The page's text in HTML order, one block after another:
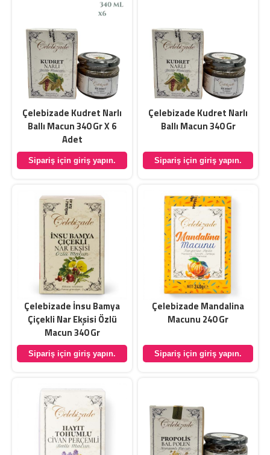
Çelebizade Kudret Narlı
Ballı Macun 340 Gr X 6
Adet
Sipariş için giriş yapın.
Çelebizade Kudret Narlı
Ballı Macun 340 Gr
Sipariş için giriş yapın.
Çelebizade İnsu Bamya
Çiçekli Nar Ekşisi Özlü
Macun 340 Gr
Sipariş için giriş yapın.
Çelebizade Mandalina
Macunu 240 Gr
Sipariş için giriş yapın.